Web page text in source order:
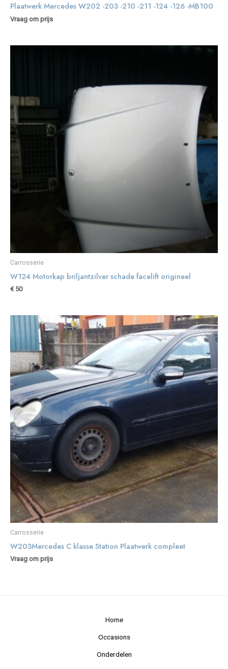
Plaatwerk Mercedes W202 -203 -210 -211 -124 -126 -MB100
Vraag om prijs
Carrosserie
W124 Motorkap briljantzilver schade facelift origineel
€50
Carrosserie
W203Mercedes C klasse Station Plaatwerk compleet
Vraag om prijs
Home
Occasions
Onderdelen